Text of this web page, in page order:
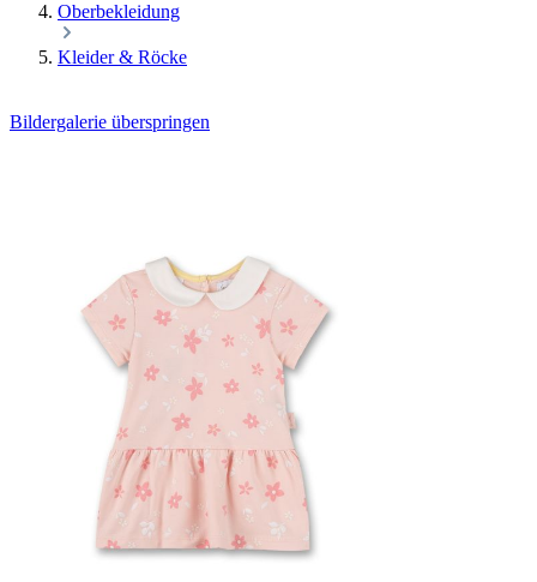
Oberbekleidung
Kleider & Röcke
Bildergalerie überspringen